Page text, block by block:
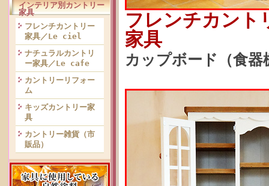
インテリア別カントリー
家具
フレンチカントリー
家具／Le ciel
ナチュラルカントリ
ー家具／Le cafe
カントリーリフォー
ム
キッズカントリー家
具
カントリー雑貨（市
販品）
フレンチカント
家具
カップボード（食